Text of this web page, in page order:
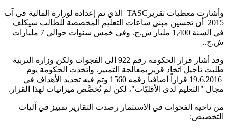
وأشارت معطيات تقرير TASC الذي تم إعداده لوزارة المالية في آب
2015 أن تحسين مبنى ساعات التعليم المخصصة للطالب سيكلف
في السنة 1,400 مليار ش.ج. وفي خمس سنوات حوالي 7 مليارات
ش.ج..
وقد أشار قرار الحكومة رقم 922 الى الفجوات ولكن وزارة التربية
طلبت تأجيل اتخاذ قرير بمعالجة التمييز. واتخذت الحكومة يوم
19.6.2016 قراراً أضافياً رقمه 1560 وتم فيه تحديد الأهداف في
مجال "التعليم لدى الأقليّات"، لكن لم تُخصَّص ميزانيات لهذا القرار.
من ناحية الفجوات في الاستثمار رصدت التقارير تمييز في آليات
التخصيص: